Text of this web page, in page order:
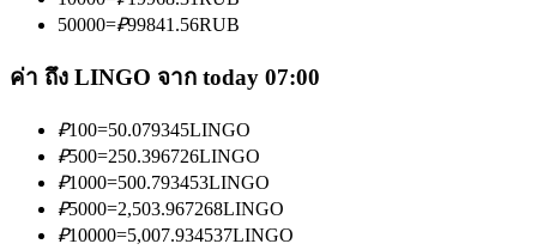
ข้อมูล
การวิเคราะห์ข้อมูลขนาดใหญ่ รวมถึงข้อมูลการค้า ฯลฯ
50000=₽99841.56RUB
ค่า ถึง LINGO จาก today 07:00
₽100=50.079345LINGO
₽500=250.396726LINGO
₽1000=500.793453LINGO
₽5000=2,503.967268LINGO
₽10000=5,007.934537LINGO